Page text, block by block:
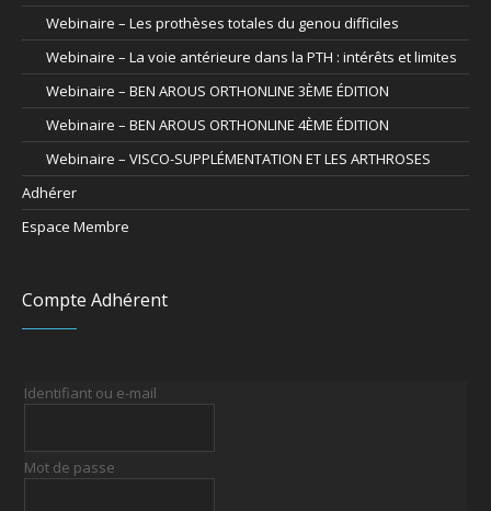
Webinaire – Les prothèses totales du genou difficiles
Webinaire – La voie antérieure dans la PTH : intérêts et limites
Webinaire – BEN AROUS ORTHONLINE 3ÈME ÉDITION
Webinaire – BEN AROUS ORTHONLINE 4ÈME ÉDITION
Webinaire – VISCO-SUPPLÉMENTATION ET LES ARTHROSES
Adhérer
Espace Membre
Compte Adhérent
Identifiant ou e-mail
Mot de passe